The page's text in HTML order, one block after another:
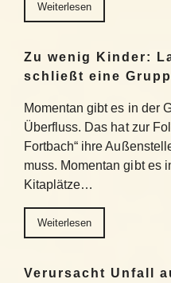
Weiterlesen
Zu wenig Kinder:
schließt eine
Momentan gibt es in der
Überfluss. Das hat zur
Fortbach“ ihre
muss. Momentan gibt es
Kitaplätze…
Weiterlesen
Verursacht Unfall